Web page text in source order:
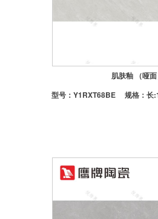
肌肤釉 （哑
型号： Y1RXT68BE 规格：